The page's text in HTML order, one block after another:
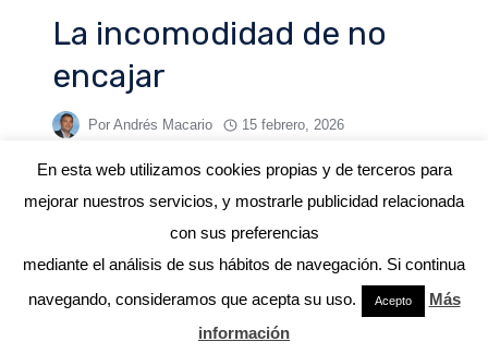
La incomodidad de no
encajar
Por Andrés Macario 15 febrero, 2026
© 2026 ANDRÉS MACARIO
En esta web utilizamos cookies propias y de terceros para
mejorar nuestros servicios, y mostrarle publicidad relacionada
con sus preferencias
mediante el análisis de sus hábitos de navegación. Si continua
navegando, consideramos que acepta su uso.
Acepto
Más
información